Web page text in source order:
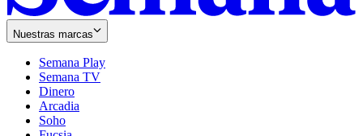
Nuestras marcas
Semana Play
Semana TV
Dinero
Arcadia
Soho